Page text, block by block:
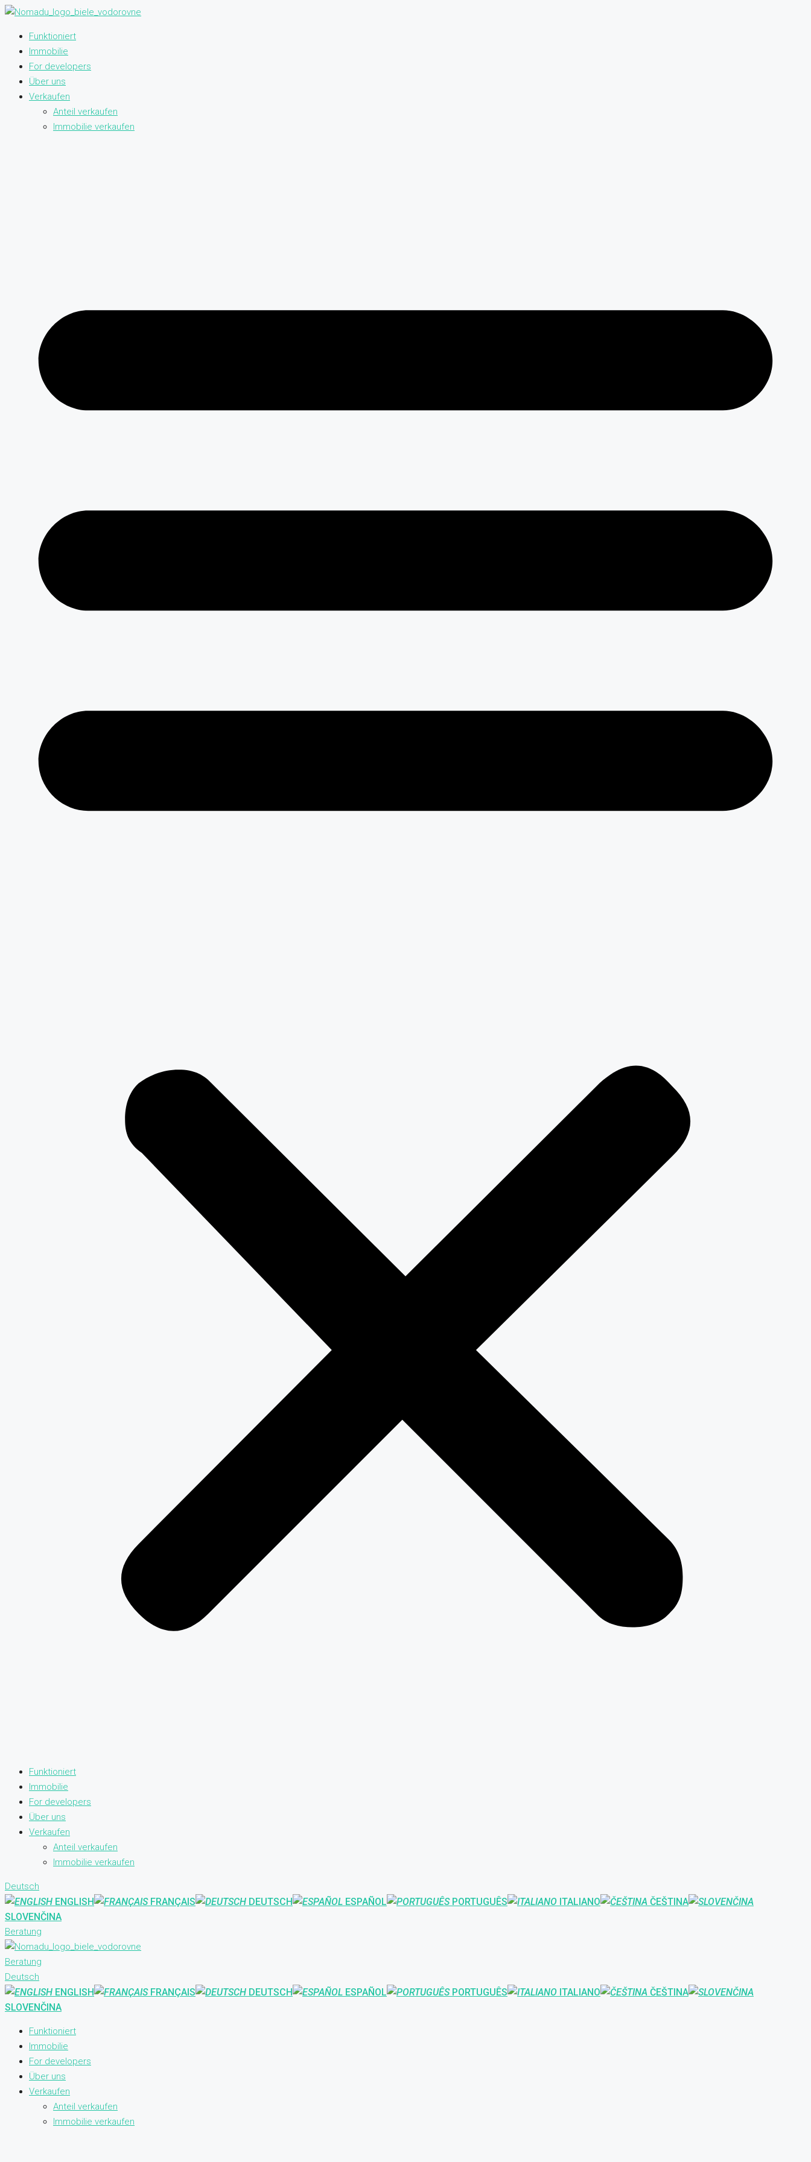
Funktioniert
Immobilie
For developers
Über uns
Verkaufen
Anteil verkaufen
Immobilie verkaufen
Funktioniert
Immobilie
For developers
Über uns
Verkaufen
Anteil verkaufen
Immobilie verkaufen
Deutsch
ENGLISH FRANÇAIS DEUTSCH ESPAÑOL PORTUGUÊS ITALIANO
ČEŠTINA
SLOVENČINA
Beratung
Beratung
Deutsch
ENGLISH FRANÇAIS DEUTSCH ESPAÑOL PORTUGUÊS ITALIANO
ČEŠTINA
SLOVENČINA
Funktioniert
Immobilie
For developers
Über uns
Verkaufen
Anteil verkaufen
Immobilie verkaufen